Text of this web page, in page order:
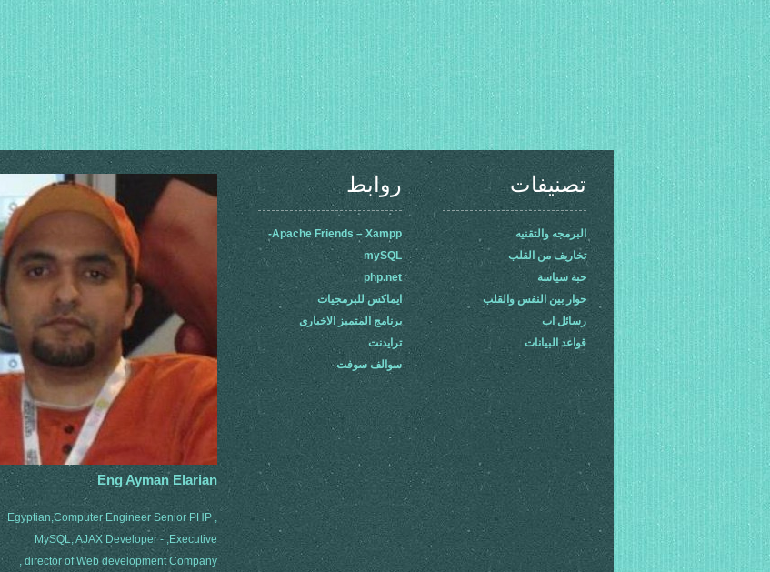
تصنيفات
البرمجه والتقنيه
تخاريف من القلب
حبة سياسة
حوار بين النفس والقلب
رسائل اب
قواعد البيانات
روابط
Apache Friends – Xampp-
mySQL
php.net
ايماكس للبرمجيات
برنامج المتميز الاخبارى
ترايدنت
سوالف سوفت
Eng Ayman Elarian
Egyptian,Computer Engineer Senior PHP ,
MySQL, AJAX Developer - ,Executive
director of Web development Company ,